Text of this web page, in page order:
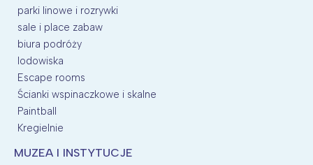
parki linowe i rozrywki
sale i place zabaw
biura podróży
lodowiska
Escape rooms
Ścianki wspinaczkowe i skalne
Paintball
Kregielnie
MUZEA I INSTYTUCJE